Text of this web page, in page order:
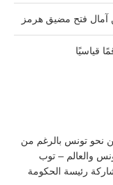
قياسيًا
نحو تونس بالرغم من
والعالم – توب
رئيسة الحكومة